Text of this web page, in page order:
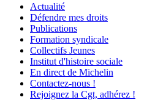
Actualité
Défendre mes droits
Publications
Formation syndicale
Collectifs Jeunes
Institut d'histoire sociale
En direct de Michelin
Contactez-nous !
Rejoignez la Cgt, adhérez !